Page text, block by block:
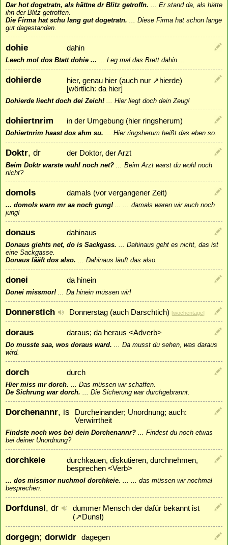
Dar hot dogetratn, als hättne dr Blitz getroffn.
Er stand da, als hätte
ihn der Blitz getroffen.
Die Firma hat schu lang gut dogetratn.
Diese Firma hat schon lange
gut dagestanden.
dohie dahin
Leech mol dos Btatt dohie ... Leg mal das Brett dahin ...
dohierde hier, genau hier (auch nur ↗ hierde)
[wörtlich: da hier]
Dohierde liecht doch dei Zeich! Hier liegt doch dein Zeug!
dohiertnrim in der Umgebung (hier ringsherum)
Dohiertnrim haast dos ahm su. Hier ringsherum heißt das eben so.
Doktr, dr der Doktor, der Arzt
Beim Doktr warste wuhl noch net?
Beim Arzt warst du wohl noch
nicht?
domols damals (vor vergangener Zeit)
... domols warn mr aa noch gung!
... damals waren wir auch noch
jung!
donaus dahinaus
Donaus giehts net, do is Sackgass.
Dahinaus geht es nicht, das ist
eine Sackgasse.
Donaus lääft dos also.
Dahinaus läuft das also.
donei da hinein
Donei missmor! Da hinein müssen wir!
Donnerstich Donnerstag (auch Darschtich) [wochentage]
doraus daraus; da heraus <Adverb>
Do musste saa, wos doraus ward.
Da musst du sehen, was daraus
wird.
dorch durch
Hier miss mr dorch.
Das müssen wir schaffen.
De Sichrung war dorch.
Die Sicherung war durchgebrannt.
Dorchenannr, is
Durcheinander; Unordnung; auch:
Verwirrtheit
Findste noch wos bei dein Dorchenannr?
Findest du noch etwas
bei deiner Unordnung?
dorchkeie
durchkauen, diskutieren, durchnehmen,
besprechen <Verb>
... dos missmor nuchmol dorchkeie.
... das müssen wir nochmal
besprechen.
Dorfdunsl, dr
dummer Mensch der dafür bekannt ist
(↗ Dunsl )
dorgegn; dorwidr dagegen